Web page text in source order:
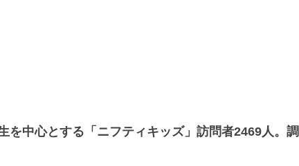
を中心とする「ニフティキッズ」訪問者2469人。調